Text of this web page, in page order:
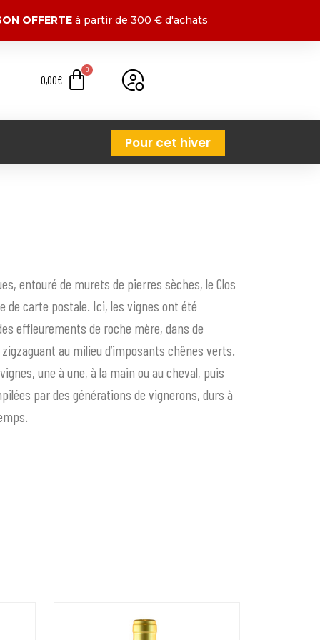
OFFERTEà partir de 300 € d'achats
0,00€
Pour cet hiver
entouré de murets de pierres sèches, le Clos
de carte postale. Ici, les vignes ont été
effleurements de roche mère, dans de
au milieu d’imposants chênes verts.
une à une, à la main ou au cheval, puis
par des générations de vignerons, durs à